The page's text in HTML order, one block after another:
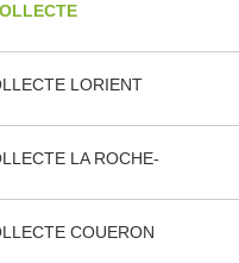
LORIENT
LA ROCHE-
COUERON